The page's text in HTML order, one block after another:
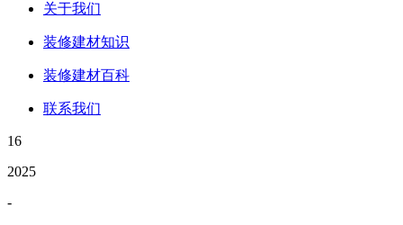
关于我们
装修建材知识
装修建材百科
联系我们
16
2025
-